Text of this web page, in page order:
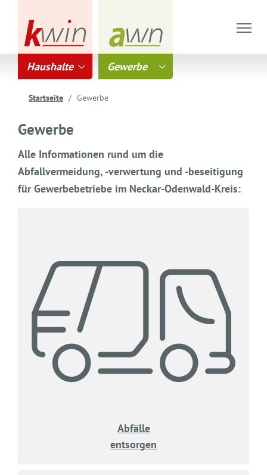
Haushalte Gewerbe
Startseite Gewerbe
Gewerbe
Alle Informationen rund um die
Abfallvermeidung, -verwertung und -beseitigung
für Gewerbebetriebe im Neckar-Odenwald-Kreis:
Abfälle
entsorgen